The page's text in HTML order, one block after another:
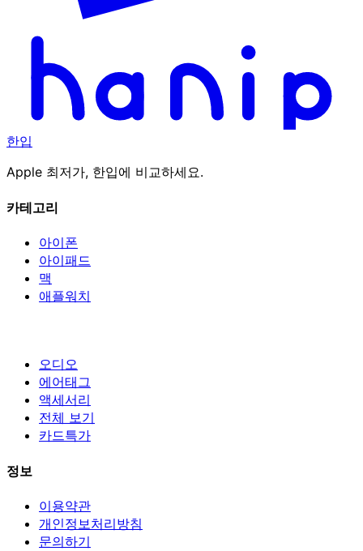
한입
Apple 최저가, 한입에 비교하세요.
카테고리
아이폰
아이패드
맥
애플워치
오디오
에어태그
액세서리
전체 보기
카드특가
정보
이용약관
개인정보처리방침
문의하기